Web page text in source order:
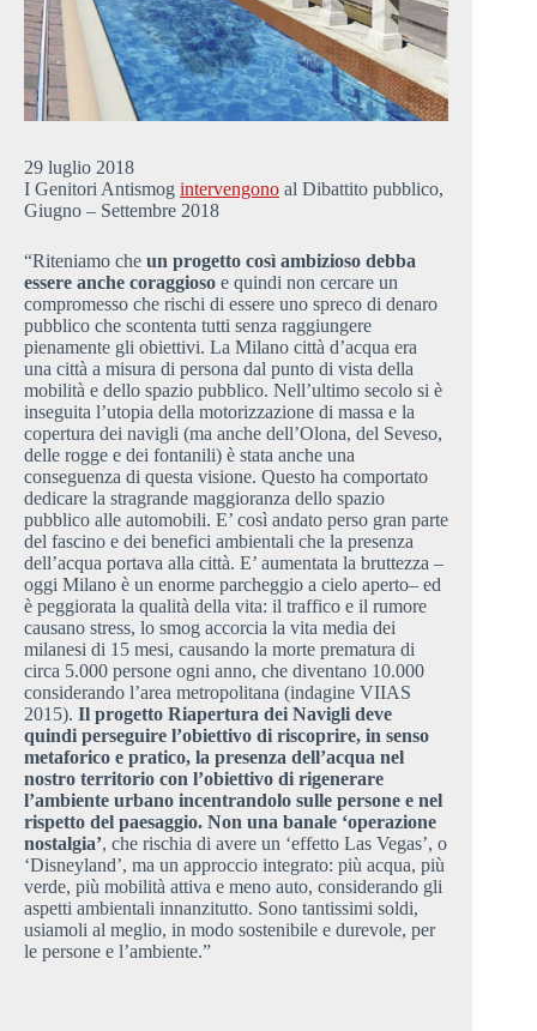
29 luglio 2018
I Genitori Antismog intervengono al Dibattito pubblico,
Giugno – Settembre 2018
“Riteniamo che un progetto così ambizioso debba
essere anche coraggioso e quindi non cercare un
compromesso che rischi di essere uno spreco di denaro
pubblico che scontenta tutti senza raggiungere
pienamente gli obiettivi. La Milano città d’acqua era
una città a misura di persona dal punto di vista della
mobilità e dello spazio pubblico. Nell’ultimo secolo si è
inseguita l’utopia della motorizzazione di massa e la
copertura dei navigli (ma anche dell’Olona, del Seveso,
delle rogge e dei fontanili) è stata anche una
conseguenza di questa visione. Questo ha comportato
dedicare la stragrande maggioranza dello spazio
pubblico alle automobili. E’ così andato perso gran parte
del fascino e dei benefici ambientali che la presenza
dell’acqua portava alla città. E’ aumentata la bruttezza –
oggi Milano è un enorme parcheggio a cielo aperto– ed
è peggiorata la qualità della vita: il traffico e il rumore
causano stress, lo smog accorcia la vita media dei
milanesi di 15 mesi, causando la morte prematura di
circa 5.000 persone ogni anno, che diventano 10.000
considerando l’area metropolitana (indagine VIIAS
2015). Il progetto Riapertura dei Navigli deve
quindi perseguire l’obiettivo di riscoprire, in senso
metaforico e pratico, la presenza dell’acqua nel
nostro territorio con l’obiettivo di rigenerare
l’ambiente urbano incentrandolo sulle persone e nel
rispetto del paesaggio. Non una banale ‘operazione
nostalgia’, che rischia di avere un ‘effetto Las Vegas’, o
‘Disneyland’, ma un approccio integrato: più acqua, più
verde, più mobilità attiva e meno auto, considerando gli
aspetti ambientali innanzitutto. Sono tantissimi soldi,
usiamoli al meglio, in modo sostenibile e durevole, per
le persone e l’ambiente.”